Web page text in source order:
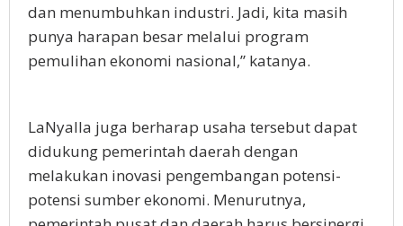
dan menumbuhkan industri. Jadi, kita masih
punya harapan besar melalui program
pemulihan ekonomi nasional,” katanya.
LaNyalla juga berharap usaha tersebut dapat
didukung pemerintah daerah dengan
melakukan inovasi pengembangan potensi-
potensi sumber ekonomi. Menurutnya,